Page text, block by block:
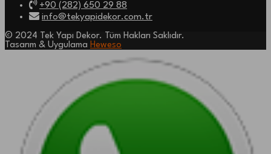
+90 (282) 650 29 88
info@tekyapidekor.com.tr
© 2024 Tek Yapı Dekor. Tüm Hakları Saklıdır.
Tasarım & Uygulama Heweso